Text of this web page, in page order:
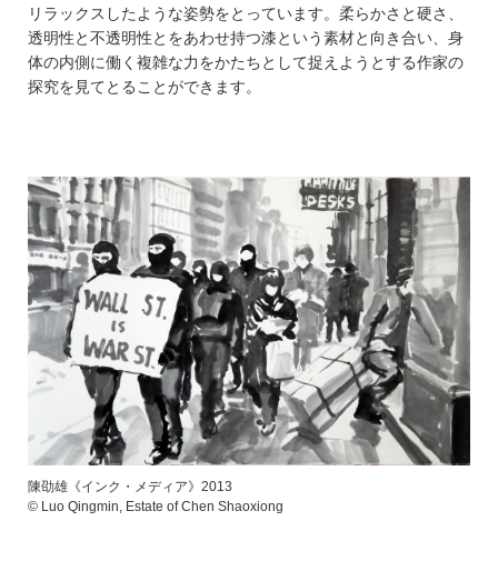
リラックスしたような姿勢をとっています。柔らかさと硬さ、
透明性と不透明性とをあわせ持つ漆という素材と向き合い、身
体の内側に働く複雑な力をかたちとして捉えようとする作家の
探究を見てとることができます。
陳劭雄《インク・メディア》2013
© Luo Qingmin, Estate of Chen Shaoxiong